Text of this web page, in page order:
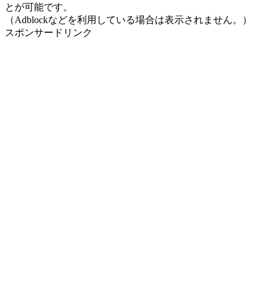
とが可能です。
（Adblockなどを利用している場合は表示されません。）
スポンサードリンク